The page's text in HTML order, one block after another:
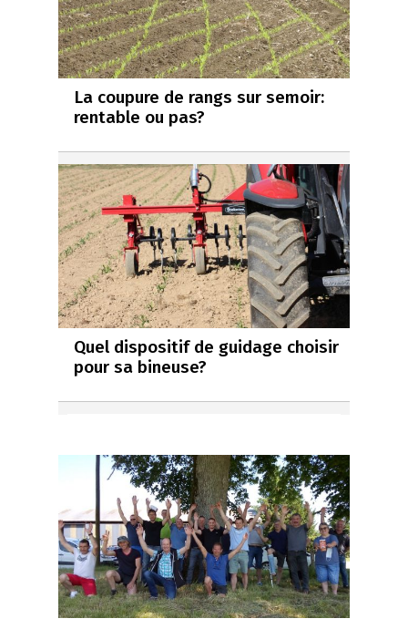
La coupure de rangs sur semoir:
rentable ou pas?
Quel dispositif de guidage choisir
pour sa bineuse?